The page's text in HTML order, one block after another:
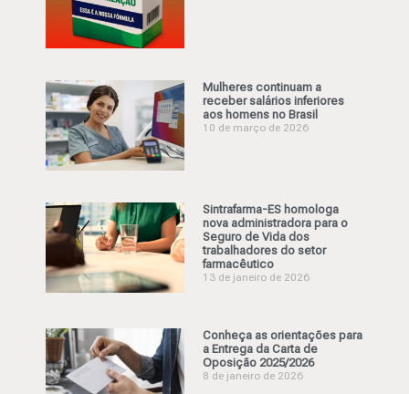
Mulheres continuam a
receber salários inferiores
aos homens no Brasil
10 de março de 2026
Sintrafarma-ES homologa
nova administradora para o
Seguro de Vida dos
trabalhadores do setor
farmacêutico
13 de janeiro de 2026
Conheça as orientações para
a Entrega da Carta de
Oposição 2025/2026
8 de janeiro de 2026